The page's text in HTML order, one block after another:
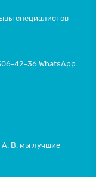
специалистов
42-36 WhatsApp
А. В. мы лучшие